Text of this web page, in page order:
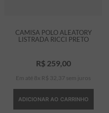
CAMISA POLO ALEATORY
LISTRADA RICCI PRETO
R$ 259, 00
Em até 8 x R$ 32 37 sem juros
ADICIONAR AO CARRINHO